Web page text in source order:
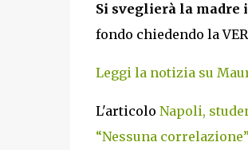
Si sveglierà la madre
fondo chiedendo la
Leggi la notizia su
L'articolo Napoli,
“Nessuna correlazione”